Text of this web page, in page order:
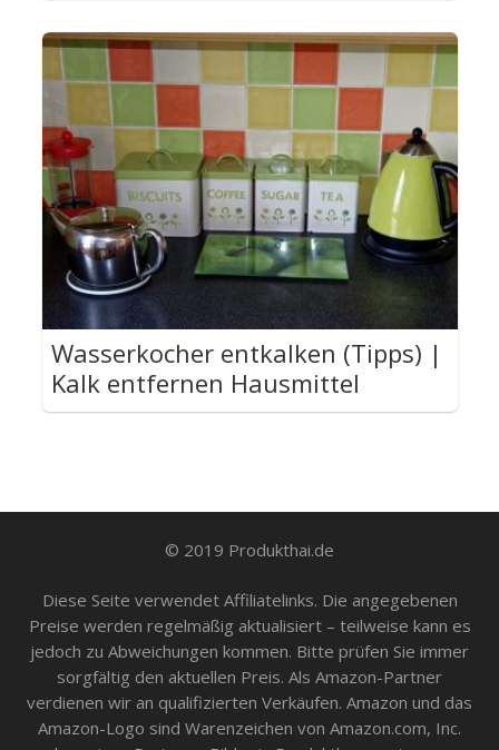
Wasserkocher entkalken (Tipps) |
Kalk entfernen Hausmittel
© 2019 Produkthai.de
Diese Seite verwendet Affiliatelinks. Die angegebenen
Preise werden regelmäßig aktualisiert – teilweise kann es
jedoch zu Abweichungen kommen. Bitte prüfen Sie immer
sorgfältig den aktuellen Preis. Als Amazon-Partner
verdienen wir an qualifizierten Verkäufen. Amazon und das
Amazon-Logo sind Warenzeichen von Amazon.com, Inc.